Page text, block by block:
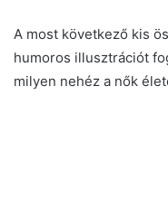
A most következő kis
humoros illusztrációt
milyen nehéz a nők